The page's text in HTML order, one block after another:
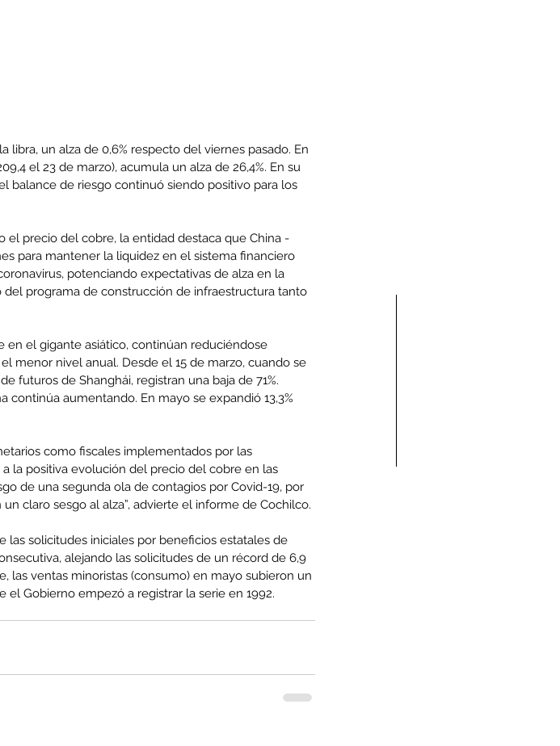
Condolencias Carlos
(Q.E.P.D.)
libra, un alza de 0,6% respecto del viernes pasado. En
el 23 de marzo), acumula un alza de 26,4%. En su
balance de riesgo continuó siendo positivo para los
el precio del cobre, la entidad destaca que China -
para mantener la liquidez en el sistema financiero
potenciando expectativas de alza en la
programa de construcción de infraestructura tanto
en el gigante asiático, continúan reduciéndose
menor nivel anual. Desde el 15 de marzo, cuando se
futuros de Shanghái, registran una baja de 71%.
aumentando. En mayo se expandió 13,3%
como fiscales implementados por las
la positiva evolución del precio del cobre en las
de una segunda ola de contagios por Covid-19, por
claro sesgo al alza”, advierte el informe de Cochilco.
las solicitudes iniciales por beneficios estatales de
alejando las solicitudes de un récord de 6,9
las ventas minoristas (consumo) en mayo subieron un
el Gobierno empezó a registrar la serie en 1992.